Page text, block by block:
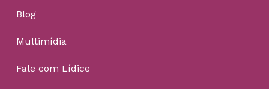
Blog
Multimídia
Fale com Lídice